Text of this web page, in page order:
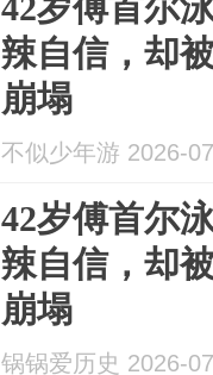
辣自信，却
崩塌
不似少年游 2026-
42岁傅首尔
辣自信，却
崩塌
锅锅爱历史 2026-